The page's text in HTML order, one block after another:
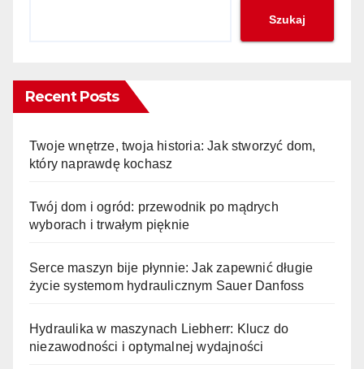
Szukaj
Recent Posts
Twoje wnętrze, twoja historia: Jak stworzyć dom,
który naprawdę kochasz
Twój dom i ogród: przewodnik po mądrych
wyborach i trwałym pięknie
Serce maszyn bije płynnie: Jak zapewnić długie
życie systemom hydraulicznym Sauer Danfoss
Hydraulika w maszynach Liebherr: Klucz do
niezawodności i optymalnej wydajności